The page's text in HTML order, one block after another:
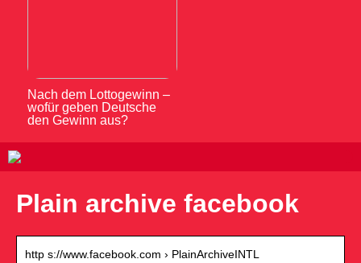
Nach dem Lottogewinn –
wofür geben Deutsche
den Gewinn aus?
Plain archive facebook
http s://www.facebook.com › PlainArchiveINTL